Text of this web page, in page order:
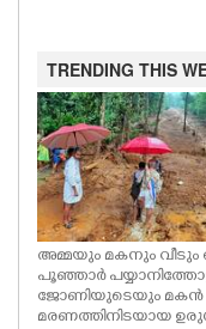
TRENDING THIS
അമ്മയും മകനും വീടും
പൂഞ്ഞാർ
ജോണിയുടെയും
മരണത്തിനിടയായ